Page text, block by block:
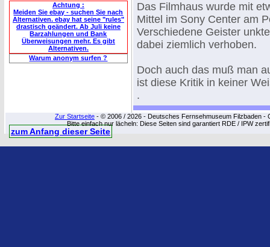
Achtung :
Meiden Sie ebay - suchen Sie nach
Alternativen. ebay hat seine "rules"
drastisch geändert. Ab Juli keine
Barzahlungen und Bank
Überweisungen mehr. Es gibt
Alternativen.
Warum anonym surfen ?
Das Filmhaus wurde mit
Mittel im Sony Center am
Verschiedene Geister
dabei ziemlich verhoben.
Doch auch das muß man
ist diese Kritik in keiner
.
Zur Startseite - © 2006 / 2026 - Deutsches Fernsehmuseum Filzbaden -
Bitte einfach nur lächeln: Diese Seiten sind garantiert RDE / IPW
zum Anfang dieser Seite